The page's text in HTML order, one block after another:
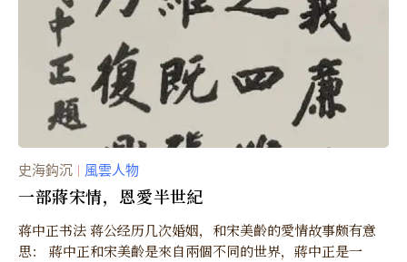
史海鈎沉 ｜ 風雲人物
一部蔣宋情，恩愛半世紀
蒋中正书法 蒋公经历几次婚姻，和宋美齡的愛情故事颇有意
思： 蔣中正和宋美齡是來自兩個不同的世界，蔣中正是一